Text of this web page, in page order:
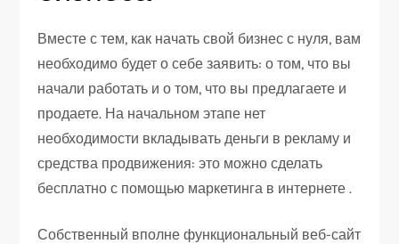
Вместе с тем, как начать свой бизнес с нуля, вам
необходимо будет о себе заявить: о том, что вы
начали работать и о том, что вы предлагаете и
продаете. На начальном этапе нет
необходимости вкладывать деньги в рекламу и
средства продвижения: это можно сделать
бесплатно с помощью маркетинга в интернете .
Собственный вполне функциональный веб-сайт